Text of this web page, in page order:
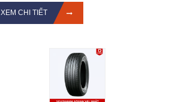
XEM CHI TIẾT